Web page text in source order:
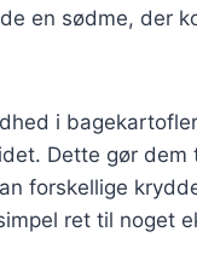
en sødme, der
i
Dette gør
forskellige
ret til noget